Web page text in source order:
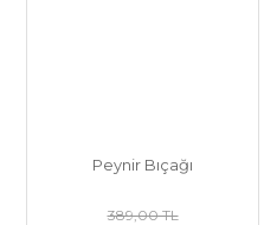
Peynir Bıçağı
389,00 TL